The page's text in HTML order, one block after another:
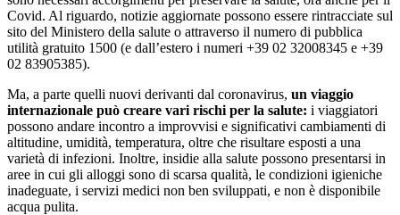
Covid. Al riguardo, notizie aggiornate possono essere rintracciate sul
sito del Ministero della salute o attraverso il numero di pubblica
utilità gratuito 1500 (e dall’estero i numeri +39 02 32008345 e +39
02 83905385).
Ma, a parte quelli nuovi derivanti dal coronavirus, un viaggio
internazionale può creare vari rischi per la salute: i viaggiatori
possono andare incontro a improvvisi e significativi cambiamenti di
altitudine, umidità, temperatura, oltre che risultare esposti a una
varietà di infezioni. Inoltre, insidie alla salute possono presentarsi in
aree in cui gli alloggi sono di scarsa qualità, le condizioni igieniche
inadeguate, i servizi medici non ben sviluppati, e non è disponibile
acqua pulita.